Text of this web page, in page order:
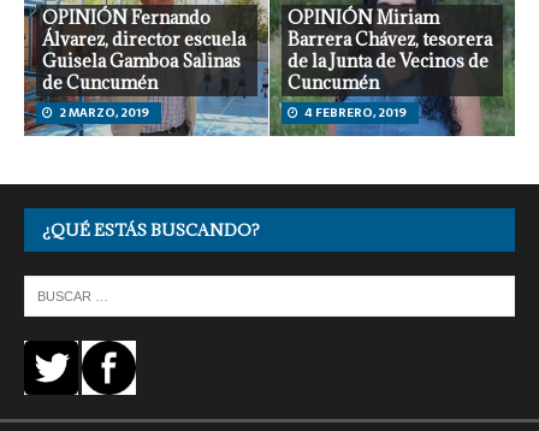
OPINIÓN Fernando
Álvarez, director escuela
Guisela Gamboa Salinas
de Cuncumén
2 MARZO, 2019
OPINIÓN Miriam
Barrera Chávez, tesorera
de la Junta de Vecinos de
Cuncumén
4 FEBRERO, 2019
¿QUÉ ESTÁS BUSCANDO?